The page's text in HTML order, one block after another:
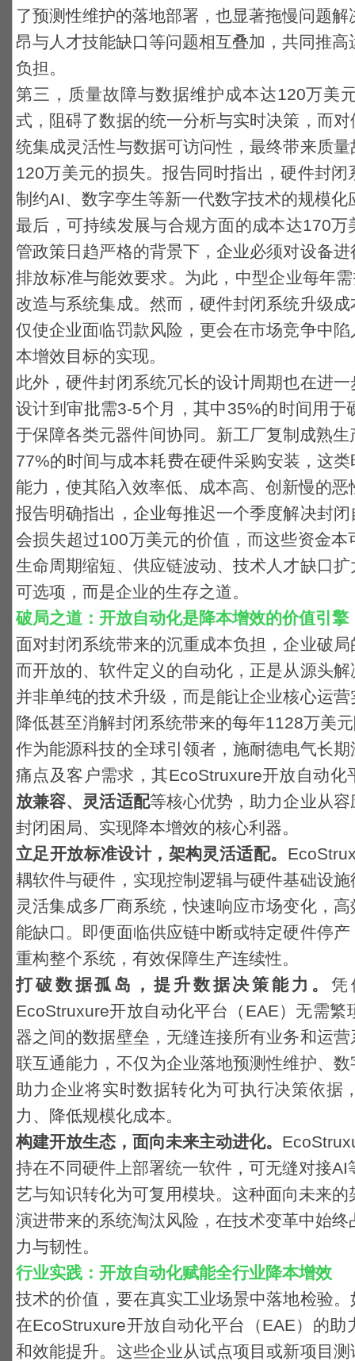
了预测性维护的落地部署，也显著拖慢问题
昂与人才技能缺口等问题相互叠加，共同推
负担。
第三，质量故障与数据维护成本达120万美
式，阻碍了数据的统一分析与实时决策， 而对
统集成灵活性与数据可访问性，最终带来质
120万美元的损失。报告同时指出，硬件封
制约AI、数字孪生等新一代数字技术的规模化
最后，可持续发展与合规方面的成本达170
管政策日趋严格的背景下，企业必须对设备
排放标准与能效要求。为此，中型企业每年
改造与系统集成。然而，硬件封闭系统升级
仅使企业面临罚款风险，更会在市场竞争中
本增效目标的实现。
此外，硬件封闭系统冗长的设计周期也在进
设计到审批需3-5个月，其中35%的时间用
于保障各类元器件间协同。新工厂复制成熟
77%的时间与成本耗费在硬件采购安装，这类
能力 ，使其陷入效率低、成本高、创新慢的恶
报告明确指出，企业每推迟一个季度解决封
会损失超过100万美元的价值，而这些资金
生命周期缩短、供应链波动、技术人才缺口
可选项，而是企业的生存之道。
破局之道：开放自动化是降本增效的价值引擎
面对封闭系统带来的沉重成本负担，企业破
而开放的、软件定义的自动化，正是从源头
并非单纯的技术升级，而是能让企业核心运
降低甚至消解封闭系统带来的每年1128万美
作为能源科技的全球引领者，施耐德电气长
痛点及客户需求，其EcoStruxure开放自动化
放兼容、灵活适配等核心优势，助力企业从
封闭困局、实现降本增效的核心利器。
立足开放标准设计，架构灵活适配。
耦软件与硬件，实现控制逻辑与硬件基础设
灵活集成多厂商系统，快速响应市场变化，
能缺口。即便面临供应链中断或特定硬件停
重构整个系统，有效保障生产连续性。
打破数据孤岛，提升数据决策能力。 凭
EcoStruxure开放自动化平台（ EAE）无需繁
器之间的数据壁垒， 无缝连接所有业务和运
联互通能力，不仅为企业落地预测性维护、
助力企业将实时数据转化为可执行决策依据
力、降低规模化成本。
构建开放生态，面向未来主动进化。
持在不同硬件上部署统一软件，可无缝对接AI
艺与知识转化为可复用模块。这种面向未来
演进带来的系统淘汰风险，在技术变革中始
力与韧性。
行业实践：开放自动化赋能全行业降本增效
技术的价值，要在真实工业场景中落地检验。
在EcoStruxure开放自动化平台（EAE）的
和效能提升。这些企业从试点项目或新项目